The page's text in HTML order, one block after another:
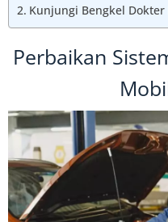
Kunjungi Bengkel
Perbaikan